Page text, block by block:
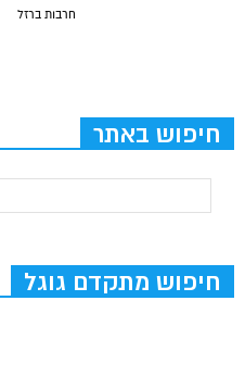
חרבות ברזל
חיפוש באתר
חיפוש מתקדם גוגל